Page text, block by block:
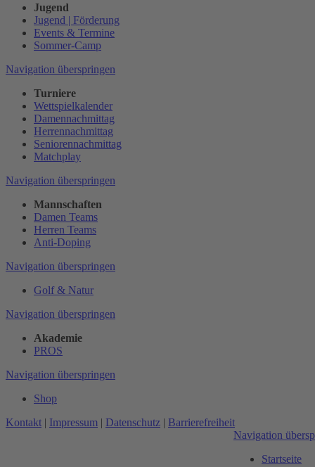
Jugend
Jugend | Förderung
Events & Termine
Sommer-Camp
Navigation überspringen
Turniere
Wettspielkalender
Damennachmittag
Herrennachmittag
Seniorennachmittag
Matchplay
Navigation überspringen
Mannschaften
Damen Teams
Herren Teams
Anti-Doping
Navigation überspringen
Golf & Natur
Navigation überspringen
Akademie
PROS
Navigation überspringen
Shop
Kontakt | Impressum | Datenschutz | Barrierefreiheit
Navigation
Startseite